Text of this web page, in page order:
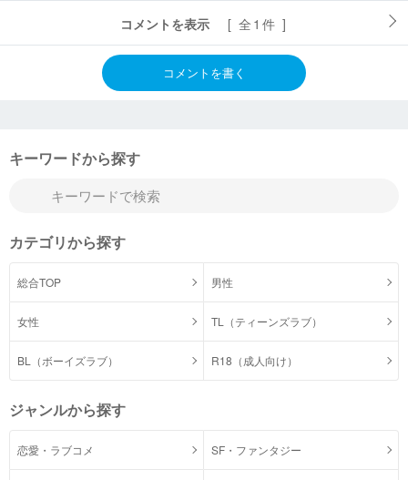
コメントを表示 [ 全1件 ]
コメントを書く
キーワードから探す
カテゴリから探す
総合TOP 男性
女性 TL（ティーンズラブ）
BL（ボーイズラブ） R18（成人向け）
ジャンルから探す
恋愛・ラブコメ SF・ファンタジー